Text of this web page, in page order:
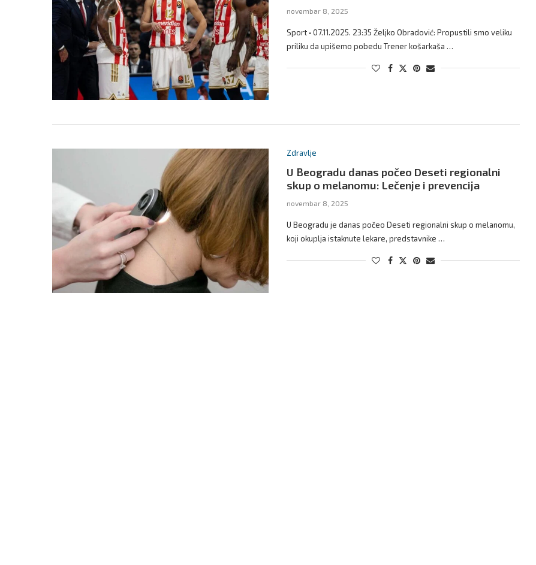
novembar 8, 2025
Sport • 07.11.2025. 23:35 Željko Obradović: Propustili smo veliku
priliku da upišemo pobedu Trener košarkaša …
Zdravlje
U Beogradu danas počeo Deseti regionalni
skup o melanomu: Lečenje i prevencija
novembar 8, 2025
U Beogradu je danas počeo Deseti regionalni skup o melanomu,
koji okuplja istaknute lekare, predstavnike …